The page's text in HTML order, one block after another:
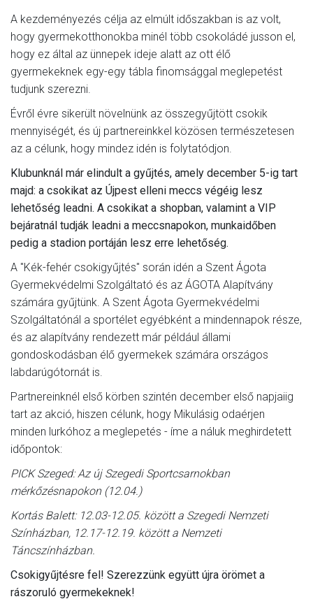
A kezdeményezés célja az elmúlt időszakban is az volt,
hogy gyermekotthonokba minél több csokoládé jusson el,
hogy ez által az ünnepek ideje alatt az ott élő
gyermekeknek egy-egy tábla finomsággal meglepetést
tudjunk szerezni.
Évről évre sikerült növelnünk az összegyűjtött csokik
mennyiségét, és új partnereinkkel közösen természetesen
az a célunk, hogy mindez idén is folytatódjon.
Klubunknál már elindult a gyűjtés, amely december 5-ig tart
majd: a csokikat az Újpest elleni meccs végéig lesz
lehetőség leadni. A csokikat a shopban, valamint a VIP
bejáratnál tudják leadni a meccsnapokon, munkaidőben
pedig a stadion portáján lesz erre lehetőség.
A "Kék-fehér csokigyűjtés" során idén a Szent Ágota
Gyermekvédelmi Szolgáltató és az ÁGOTA Alapítvány
számára gyűjtünk. A Szent Ágota Gyermekvédelmi
Szolgáltatónál a sportélet egyébként a mindennapok része,
és az alapítvány rendezett már például állami
gondoskodásban élő gyermekek számára országos
labdarúgótornát is.
Partnereinknél első körben szintén december első napjaiig
tart az akció, hiszen célunk, hogy Mikulásig odaérjen
minden lurkóhoz a meglepetés - íme a náluk meghirdetett
időpontok:
PICK Szeged: Az új Szegedi Sportcsarnokban
mérkőzésnapokon (12.04.)
Kortás Balett: 12.03-12.05. között a Szegedi Nemzeti
Színházban, 12.17-12.19. között a Nemzeti
Táncszínházban.
Csokigyűjtésre fel! Szerezzünk együtt újra örömet a
rászoruló gyermekeknek!